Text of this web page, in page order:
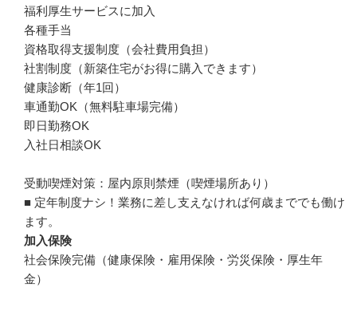
福利厚生サービスに加入
各種手当
資格取得支援制度（会社費用負担）
社割制度（新築住宅がお得に購入できます）
健康診断（年1回）
車通勤OK（無料駐車場完備）
即日勤務OK
入社日相談OK
受動喫煙対策：屋内原則禁煙（喫煙場所あり）
■ 定年制度ナシ！業務に差し支えなければ何歳まででも働け
ます。
加入保険
社会保険完備（健康保険・雇用保険・労災保険・厚生年
金）